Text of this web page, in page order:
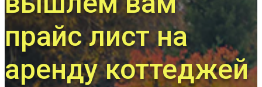
прайс лист на
аренду коттеджей